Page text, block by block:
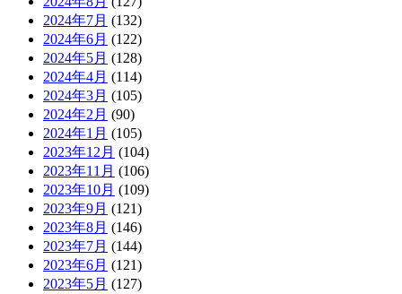
2024年7月 (132)
2024年6月 (122)
2024年5月 (128)
2024年4月 (114)
2024年3月 (105)
2024年2月 (90)
2024年1月 (105)
2023年12月 (104)
2023年11月 (106)
2023年10月 (109)
2023年9月 (121)
2023年8月 (146)
2023年7月 (144)
2023年6月 (121)
2023年5月 (127)